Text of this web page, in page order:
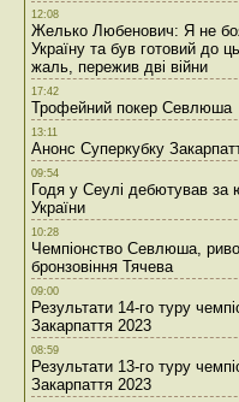
12:08
Желько Любенович: Я не
Україну та був готовий до
жаль, пережив дві війни
17:42
Трофейний покер Севлюша
13:11
Анонс Суперкубку
09:54
Годя у Сеулі дебютував за
України
10:28
Чемпіонство Севлюша,
бронзовіння Тячева
09:00
Результати 14-го туру
Закарпаття 2023
08:59
Результати 13-го туру
Закарпаття 2023